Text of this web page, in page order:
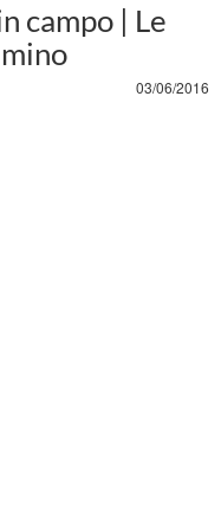
campo | Le
03/06/2016